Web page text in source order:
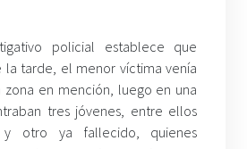
policial establece que
la tarde, el menor víctima venía
en mención, luego en una
tres jóvenes, entre ellos
y otro ya fallecido, quienes